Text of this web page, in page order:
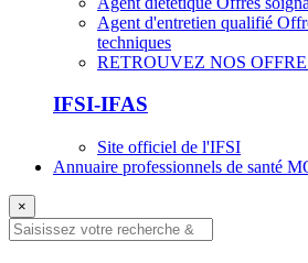
Agent d'entretien qualifié
techniques
RETROUVEZ NOS
IFSI-IFAS
Site officiel de l'IFSI
Annuaire professionnels de santé
×